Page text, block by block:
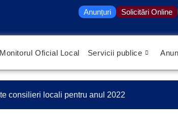
Anunțuri Solicitări Online
Monitorul Oficial Local Servicii publice
consilieri locali pentru anul 2022